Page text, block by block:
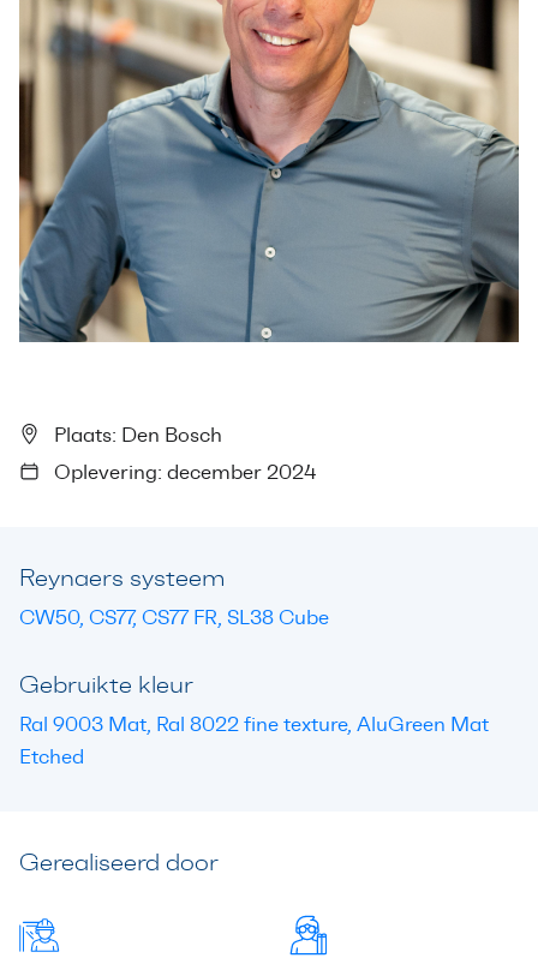
Plaats: Den Bosch
Oplevering: december 2024
Reynaers systeem
CW50, CS77, CS77 FR, SL38 Cube
Gebruikte kleur
Ral 9003 Mat, Ral 8022 fine texture, AluGreen Mat
Etched
Gerealiseerd door